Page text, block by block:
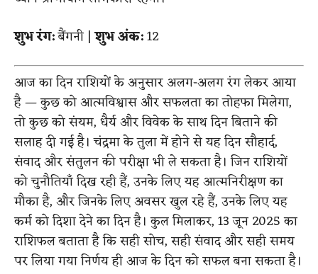
शुभ रंग:बैंगनी |शुभ अंक:12
आज का दिन राशियों के अनुसार अलग-अलग रंग लेकर आया
है — कुछ को आत्मविश्वास और सफलता का तोहफा मिलेगा,
तो कुछ को संयम, धैर्य और विवेक के साथ दिन बिताने की
सलाह दी गई है। चंद्रमा के तुला में होने से यह दिन सौहार्द,
संवाद और संतुलन की परीक्षा भी ले सकता है। जिन राशियों
को चुनौतियाँ दिख रही हैं, उनके लिए यह आत्मनिरीक्षण का
मौका है, और जिनके लिए अवसर खुल रहे हैं, उनके लिए यह
कर्म को दिशा देने का दिन है। कुल मिलाकर, 13 जून 2025 का
राशिफल बताता है कि सही सोच, सही संवाद और सही समय
पर लिया गया निर्णय ही आज के दिन को सफल बना सकता है।